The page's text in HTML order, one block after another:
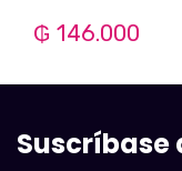
₲ 146.000
Suscríbase